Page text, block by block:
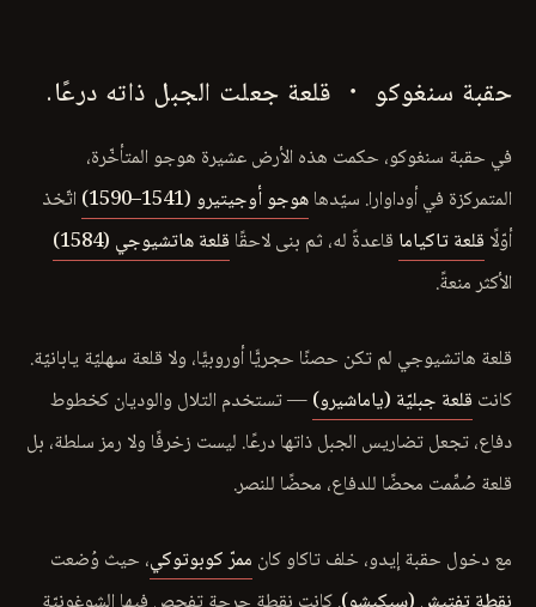
حقبة سنغوكو ・ قلعة جعلت الجبل ذاته درعًا.
في حقبة سنغوكو، حكمت هذه الأرض عشيرة هوجو المتأخّرة،
المتمركزة في أوداوارا. سيّدهاهوجو أوجيتيرو (1541–1590)
اتّخذ
أوّلًا قلعة تاكياما قاعدةً له، ثم بنى لاحقًا قلعة هاتشيوجي (1584)
الأكثر منعةً.
قلعة هاتشيوجي لم تكن حصنًا حجريًّا أوروبيًّا، ولا قلعة سهليّة يابانيّة.
كانت قلعة جبليّة (ياماشيرو)— تستخدم التلال والوديان كخطوط
دفاع، تجعل تضاريس الجبل ذاتها درعًا. ليست زخرفًا ولا رمز سلطة، بل
قلعة صُمِّمت محضًا للدفاع، محضًا للنصر.
مع دخول حقبة إيدو، خلف تاكاو كان ممرّ كوبوتوكي، حيث وُضعت